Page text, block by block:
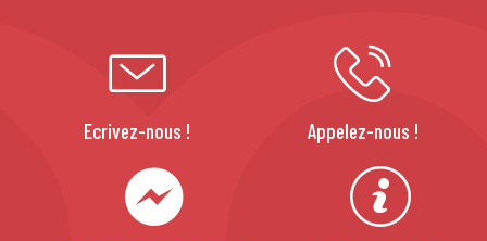
Ecrivez-nous ! Appelez-nous !